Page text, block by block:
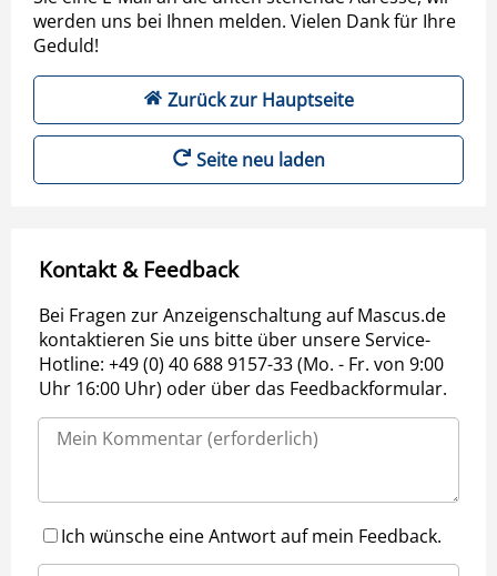
werden uns bei Ihnen melden. Vielen Dank für Ihre
Geduld!
Zurück zur Hauptseite
Seite neu laden
Kontakt & Feedback
Bei Fragen zur Anzeigenschaltung auf Mascus.de
kontaktieren Sie uns bitte über unsere Service-
Hotline: +49 (0) 40 688 9157-33 (Mo. - Fr. von 9:00
Uhr 16:00 Uhr) oder über das Feedbackformular.
Ich wünsche eine Antwort auf mein Feedback.